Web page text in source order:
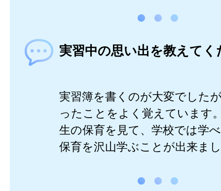
実習中の思い出を教えてく
実習簿を書くのが大変でした
ったことをよく覚えています
生の保育を見て、学校では学
保育を沢山学ぶことが出来ま